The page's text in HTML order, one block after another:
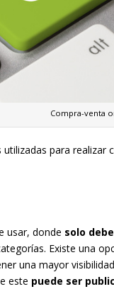
Compra-venta
utilizadas para
usar, donde solo
Existe una
una mayor
este puede ser